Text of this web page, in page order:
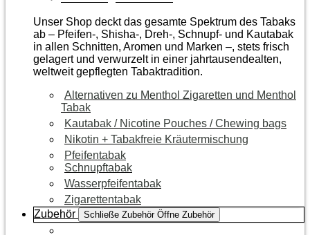
Unser Shop deckt das gesamte Spektrum des Tabaks
ab – Pfeifen-, Shisha-, Dreh-, Schnupf- und Kautabak
in allen Schnitten, Aromen und Marken –, stets frisch
gelagert und verwurzelt in einer jahrtausendealten,
weltweit gepflegten Tabaktradition.
Alternativen zu Menthol Zigaretten und Menthol
Tabak
Kautabak / Nicotine Pouches / Chewing bags
Nikotin + Tabakfreie Kräutermischung
Pfeifentabak
Schnupftabak
Wasserpfeifentabak
Zigarettentabak
Zubehör
Schließe Zubehör Öffne Zubehör